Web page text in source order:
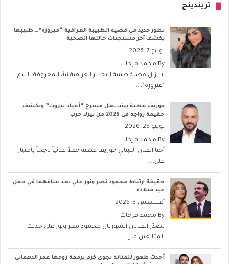
تريندينج
تطور جديد في قضية الطبيبة العراقية “فيروزه”… طبيبها
يكشف آخر مستجدات حالتها الصحية
يوليو 7, 2026
By محمد فرحات
لا تزال قضية طبيبة التخدير العراقية نبأ، المعروفة باسم
"فيروزه"،...
جوزيف عطية يشــ ــعل مسرح “أعياد بيروت” ويكشف
حقيقة زواجه في 2026 من بيرلا حرب
يوليو 25, 2026
By محمد فرحات
أحيا الفنان اللبناني جوزيف عطية حفلاً غنائياً ناجحاً بامتياز
على...
حقيقة ارتباط محمود نصر ونور علي بعد عناقهما في حفل
عيد ميلاده
أغسطس 3, 2026
By محمد فرحات
تصدّر الفنانان السوريان محمود نصر ونور علي حديث
المتابعين عبر...
أحدث ظهور للفنانة نجوى كرم برفقة زوجها عمر الدهماني